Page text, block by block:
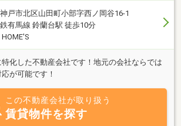
戸市北区山田町小部字西ノ岡谷16-1
有馬線 鈴蘭台駅 徒歩10分
HOME'S
化した不動産会社です！地元の会社ならでは
が可能です！
この不動産会社が取り扱う
賃貸物件を探す